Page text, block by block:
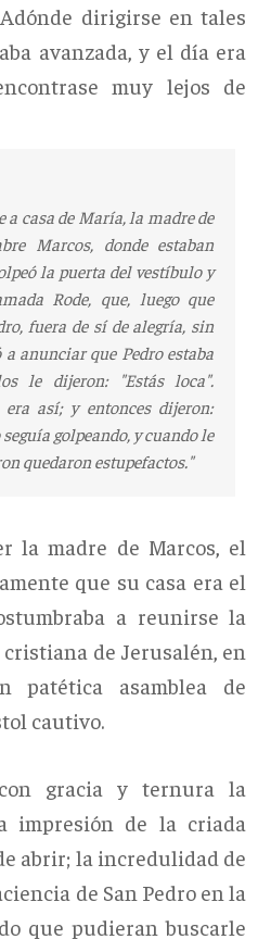
dirigirse en tales
avanzada, y el día era
muy lejos de
a casa de María, la madre de
Marcos, donde estaban
la puerta del vestíbulo y
Rode, que, luego que
fuera de sí de alegría, sin
anunciar que Pedro estaba
le dijeron: "Estás loca".
así; y entonces dijeron:
seguía golpeando, y cuando le
quedaron estupefactos."
la madre de Marcos, el
que su casa era el
a reunirse la
de Jerusalén, en
patética asamblea de
cautivo.
gracia y ternura la
impresión de la criada
abrir; la incredulidad de
de San Pedro en la
que pudieran buscarle